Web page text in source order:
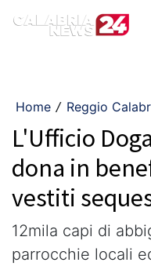
Home / Reggio
L'Ufficio
dona in
vestiti
12mila capi di
parrocchie locali